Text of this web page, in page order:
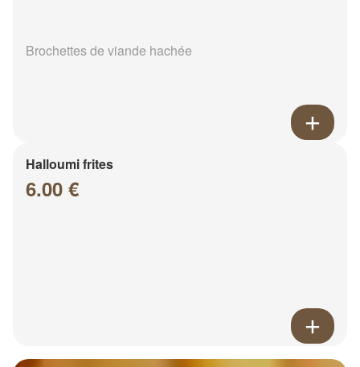
Brochettes de viande hachée
Halloumi frites
6.00 €